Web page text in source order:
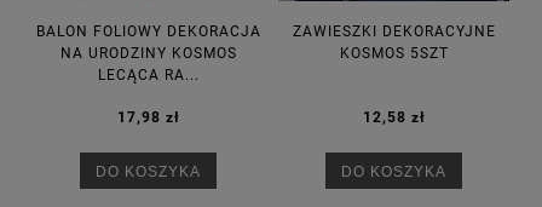
BALON FOLIOWY DEKORACJA
NA URODZINY KOSMOS
LECĄCA RA...
17,98 zł
DO KOSZYKA
ZAWIESZKI DEKORACYJNE
KOSMOS 5SZT
12,58 zł
DO KOSZYKA